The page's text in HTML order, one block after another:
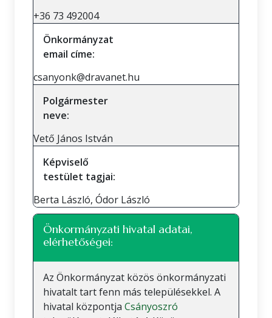
+36 73 492004
Önkormányzat
email címe:
csanyonk@dravanet.hu
Polgármester
neve:
Vető János István
Képviselő
testület tagjai:
Berta László, Ódor László
Önkormányzati hivatal adatai,
elérhetőségei:
Az Önkormányzat közös önkormányzati
hivatalt tart fenn más településekkel. A
hivatal központja Csányoszró